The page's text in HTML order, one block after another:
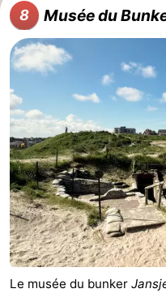
8 Musée du
Le musée du bunker